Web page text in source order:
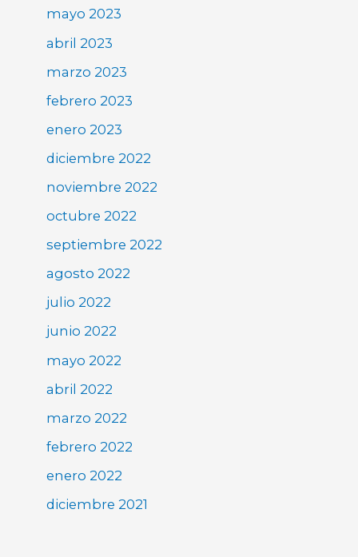
mayo 2023
abril 2023
marzo 2023
febrero 2023
enero 2023
diciembre 2022
noviembre 2022
octubre 2022
septiembre 2022
agosto 2022
julio 2022
junio 2022
mayo 2022
abril 2022
marzo 2022
febrero 2022
enero 2022
diciembre 2021